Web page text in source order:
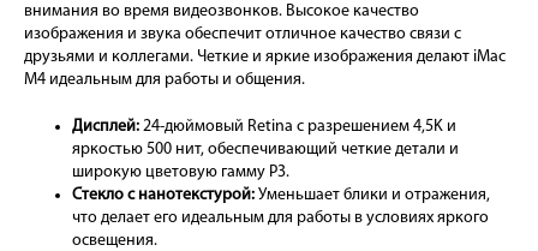
внимания во время видеозвонков. Высокое качество
изображения и звука обеспечит отличное качество связи с
друзьями и коллегами. Четкие и яркие изображения делают iMac
M4 идеальным для работы и общения.
Дисплей: 24-дюймовый Retina с разрешением 4,5K и
яркостью 500 нит, обеспечивающий четкие детали и
широкую цветовую гамму P3.
Стекло с нанотекстурой: Уменьшает блики и отражения,
что делает его идеальным для работы в условиях яркого
освещения.